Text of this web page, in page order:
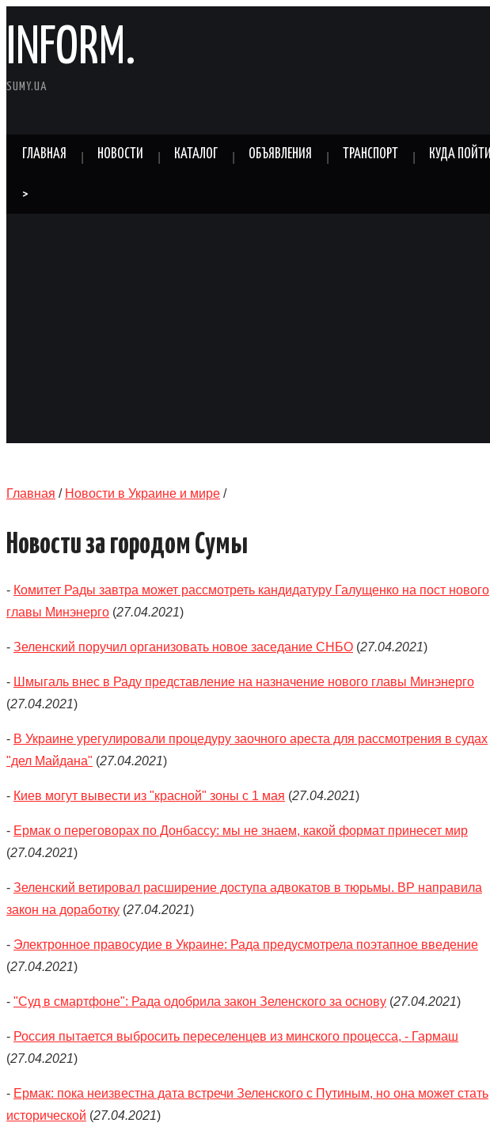
INFORM.
SUMY.UA
ГЛАВНАЯ НОВОСТИ КАТАЛОГ ОБЪЯВЛЕНИЯ ТРАНСПОРТ КУДА ПОЙТИ
>
Главная / Новости в Украине и мире /
Новости за городом Сумы
- Комитет Рады завтра может рассмотреть кандидатуру Галущенко на пост нового
главы Минэнерго (27.04.2021)
- Зеленский поручил организовать новое заседание СНБО (27.04.2021)
- Шмыгаль внес в Раду представление на назначение нового главы Минэнерго
(27.04.2021)
- В Украине урегулировали процедуру заочного ареста для рассмотрения в судах
"дел Майдана" (27.04.2021)
- Киев могут вывести из "красной" зоны с 1 мая (27.04.2021)
- Ермак о переговорах по Донбассу: мы не знаем, какой формат принесет мир
(27.04.2021)
- Зеленский ветировал расширение доступа адвокатов в тюрьмы. ВР направила
закон на доработку (27.04.2021)
- Электронное правосудие в Украине: Рада предусмотрела поэтапное введение
(27.04.2021)
- "Суд в смартфоне": Рада одобрила закон Зеленского за основу (27.04.2021)
- Россия пытается выбросить переселенцев из минского процесса, - Гармаш
(27.04.2021)
- Ермак: пока неизвестна дата встречи Зеленского с Путиным, но она может стать
исторической (27.04.2021)